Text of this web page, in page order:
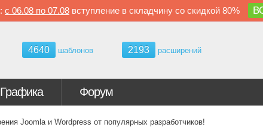
с 06.08 по 07.08 вступление в складчину со скидкой 80%
4640 шаблонов 2193 расширений
Графика Форум
Joomla и Wordpress от популярных разработчиков!